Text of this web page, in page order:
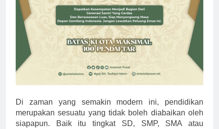
Di zaman yang semakin modern ini, pendidikan
merupakan sesuatu yang tidak boleh diabaikan oleh
siapapun. Baik itu tingkat SD, SMP, SMA atau